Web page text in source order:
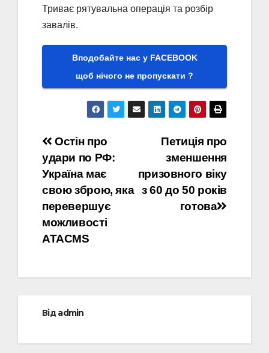
Триває рятувальна операція та розбір
завалів.
Вподобайте нас у FACEBOOK
щоб нічого не пропускати ?
Навігація
записів
Петиція про
зменшення
призовного віку
з 60 до 50 років
готова
Остін про
удари по РФ:
Україна має
свою зброю, яка
перевершує
можливості
ATACMS
Відadmin